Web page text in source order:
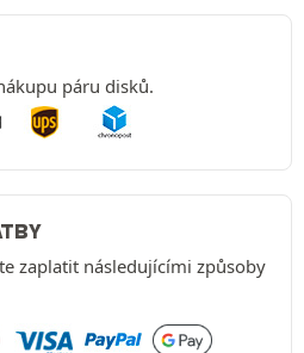
páru disků.
zaplatit následujícími způsoby